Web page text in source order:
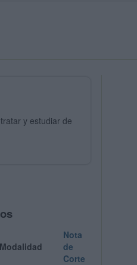
y estudiar de
Modalidad
Nota
de
Corte